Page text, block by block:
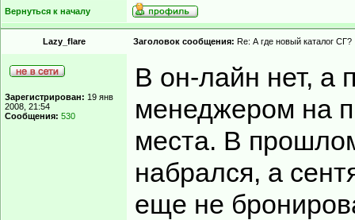
Вернуться к началу
Lazy_flare Заголовок сообщения: Re: А где новый каталог СГ?
Зарегистрирован: 19 янв
2008, 21:54
Сообщения: 530
В он-лайн нет, а
менеджером на
места. В
набрался, а
еще не